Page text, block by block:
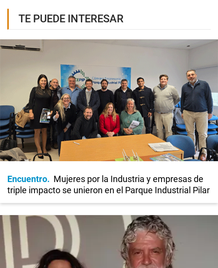
TE PUEDE INTERESAR
Encuentro
Mujeres por la Industria y empresas de
triple impacto se unieron en el Parque Industrial Pilar